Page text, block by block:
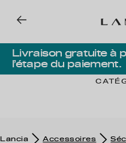
Livraison gratuite à
l’étape du paiement.
Lancia Accessoires